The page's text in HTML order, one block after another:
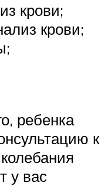
крови;
крови;
ребенка
к
у вас